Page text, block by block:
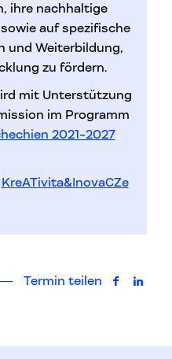
ihre nachhaltige
auf spezifische
und Weiterbildung,
zu fördern.
mit Unterstützung
im Programm
2021-2027
KreATivita&InovaCZe
Termin teilen auf auf